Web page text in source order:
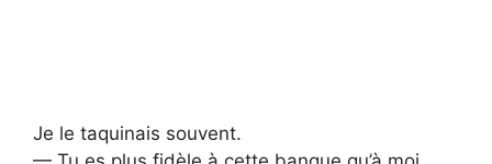
Je le taquinais souvent.